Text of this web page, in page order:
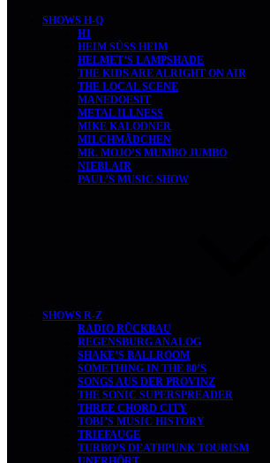
SHOWS H-Q
H1
HEIM SÜSS HEIM
HELMET’S LAMPSHADE
THE KIDS ARE ALRIGHT ON AIR
THE LOCAL SCENE
MANEDOESIT
METAL ILLNESS
MIKE KALODNER
MILCHMÄDCHEN
MR. MOJO’S MUMBO JUMBO
NIEBLAIR
PAUL’S MUSIC SHOW
SHOWS R-Z
RADIO RÜCKBAU
REGENSBURG ANALOG
SHAKE’S BALLROOM
SOMETHING IN THE 80’S
SONGS AUS DER PROVINZ
THE SONIC SUPERSPREADER
THREE CHORD CITY
TOBI’S MUSIC HISTORY
TRIEFAUGE
TURBO’S DEATHPUNK TOURISM